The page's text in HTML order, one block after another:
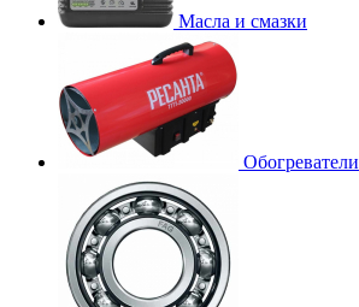
Масла и смазки
Обогреватели